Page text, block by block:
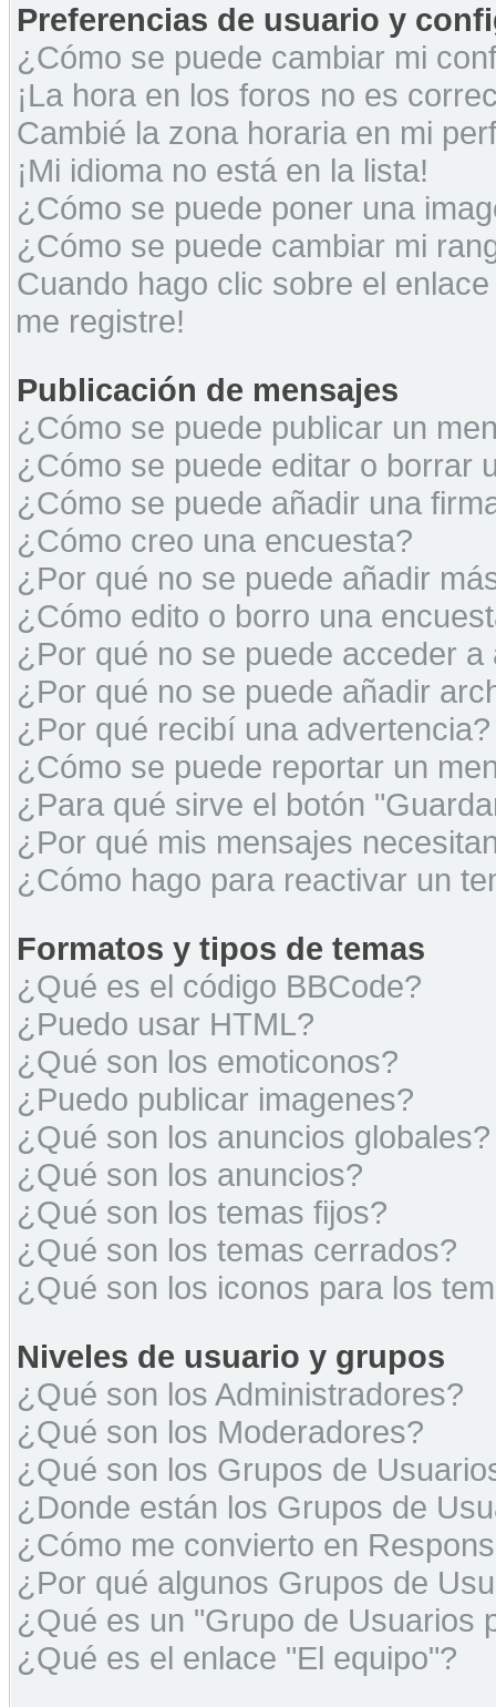
Preferencias de usuario y
¿Cómo se puede cambiar mi
¡La hora en los foros no es
Cambié la zona horaria en mi
¡Mi idioma no está en la lista!
¿Cómo se puede poner una
¿Cómo se puede cambiar mi
Cuando hago clic sobre el
me registre!
Publicación de mensajes
¿Cómo se puede publicar un
¿Cómo se puede editar o borrar
¿Cómo se puede añadir una
¿Cómo creo una encuesta?
¿Por qué no se puede añadir
¿Cómo edito o borro una
¿Por qué no se puede acceder a
¿Por qué no se puede añadir
¿Por qué recibí una advertencia?
¿Cómo se puede reportar un
¿Para qué sirve el botón
¿Por qué mis mensajes
¿Cómo hago para reactivar un
Formatos y tipos de temas
¿Qué es el código BBCode?
¿Puedo usar HTML?
¿Qué son los emoticonos?
¿Puedo publicar imagenes?
¿Qué son los anuncios globales?
¿Qué son los anuncios?
¿Qué son los temas fijos?
¿Qué son los temas cerrados?
¿Qué son los iconos para los
Niveles de usuario y grupos
¿Qué son los Administradores?
¿Qué son los Moderadores?
¿Qué son los Grupos de
¿Donde están los Grupos de
¿Cómo me convierto en
¿Por qué algunos Grupos de
¿Qué es un "Grupo de Usuarios
¿Qué es el enlace "El equipo"?